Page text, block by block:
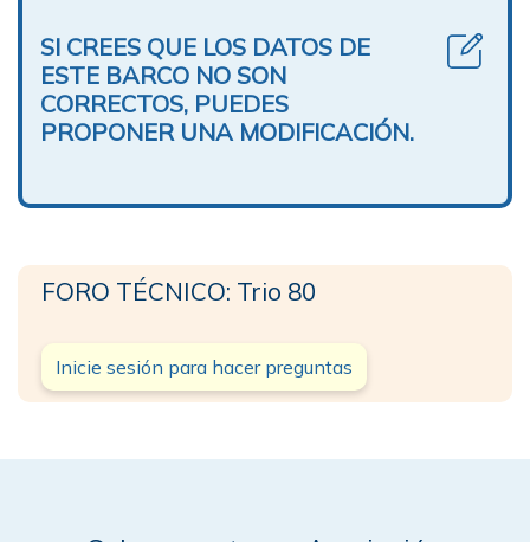
SI CREES QUE LOS DATOS DE
ESTE BARCO NO SON
CORRECTOS, PUEDES
PROPONER UNA MODIFICACIÓN.
FORO TÉCNICO: Trio 80
Inicie sesión para hacer preguntas